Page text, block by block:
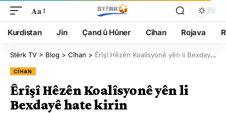
Aa
Kurdistan Jin Çand û Hûner Cîhan Rojava
Stêrk TV > Blog > Cîhan > Êrîşî Hêzên Koalîsyonê yên li Bexdayê hate kirin
CÎHAN
Êrîşî Hêzên Koalîsyonê yên li
Bexdayê hate kirin